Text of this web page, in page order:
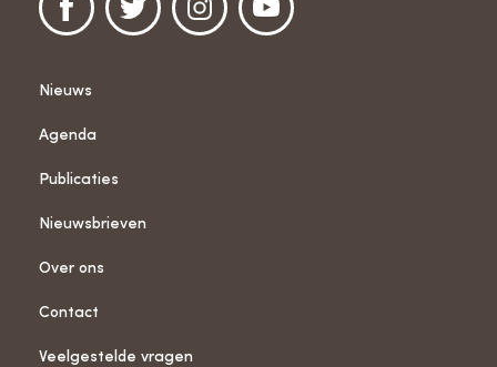
Nieuws
Agenda
Publicaties
Nieuwsbrieven
Over ons
Contact
Veelgestelde vragen